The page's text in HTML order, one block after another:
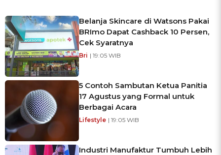
Belanja Skincare di Watsons Pakai
BRImo Dapat Cashback 10 Persen,
Cek Syaratnya
Bri | 19:05 WIB
5 Contoh Sambutan Ketua Panitia
17 Agustus yang Formal untuk
Berbagai Acara
Lifestyle | 19:05 WIB
Industri Manufaktur Tumbuh Lebih